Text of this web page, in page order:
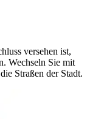
versehen ist,
Wechseln Sie mit
Straßen der Stadt.